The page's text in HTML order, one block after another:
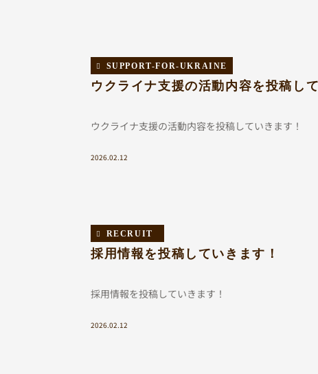
SUPPORT-FOR-UKRAINE
ウクライナ支援の活動内容を投稿し
ウクライナ支援の活動内容を投稿していきます！
2026.02.12
RECRUIT
採用情報を投稿していきます！
採用情報を投稿していきます！
2026.02.12